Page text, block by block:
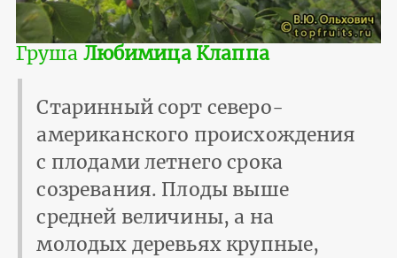
Груша Любимица Клаппа
Старинный сорт северо-
американского происхождения
с плодами летнего срока
созревания. Плоды выше
средней величины, а на
молодых деревьях крупные,